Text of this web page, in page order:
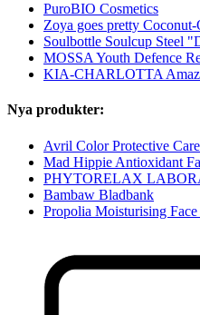
PuroBIO Cosmetics
Zoya goes pretty Coconut-
Soulbottle Soulcup Steel
MOSSA Youth Defence
KIA-CHARLOTTA
Nya produkter:
Avril Color Protective Care
Mad Hippie Antioxidant
PHYTORELAX
Bambaw Bladbank
Propolia Moisturising